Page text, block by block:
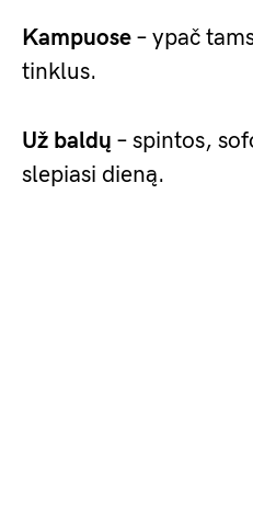
Kampuose – ypač
tinklus.
Už baldų – spintos,
slepiasi dieną.